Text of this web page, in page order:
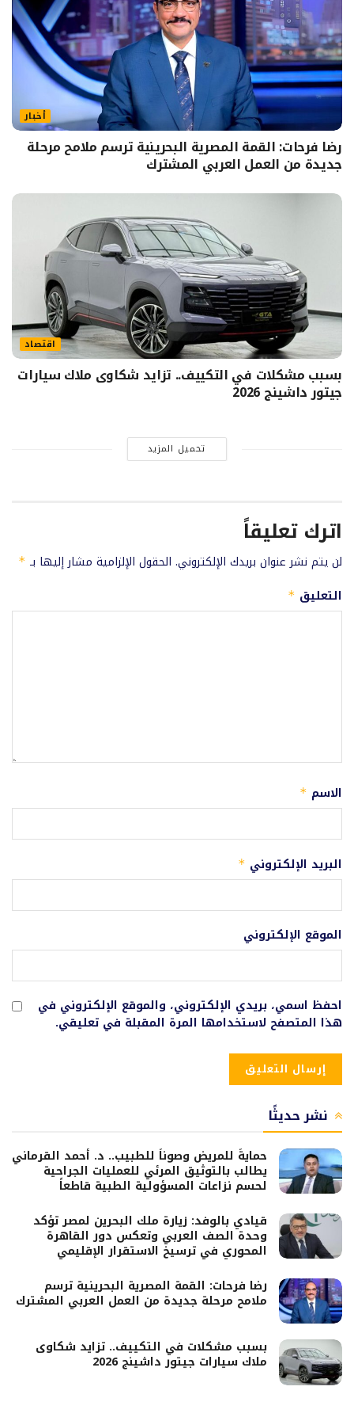
أخبار
رضا فرحات: القمة المصرية البحرينية ترسم ملامح مرحلة
جديدة من العمل العربي المشترك
اقتصاد
بسبب مشكلات في التكييف.. تزايد شكاوى ملاك سيارات
جيتور داشينج 2026
تحميل المزيد
اترك تعليقاً
لن يتم نشر عنوان بريدك الإلكتروني. الحقول الإلزامية مشار إليها بـ *
التعليق *
الاسم *
البريد الإلكتروني *
الموقع الإلكتروني
احفظ اسمي، بريدي الإلكتروني، والموقع الإلكتروني في
هذا المتصفح لاستخدامها المرة المقبلة في تعليقي.
نشر حديثًا
حمايةً للمريض وصوناً للطبيب.. د. أحمد القرماني
يطالب بالتوثيق المرئي للعمليات الجراحية
لحسم نزاعات المسؤولية الطبية قاطعاً
قيادي بالوفد: زيارة ملك البحرين لمصر تؤكد
وحدة الصف العربي وتعكس دور القاهرة
المحوري في ترسيخ الاستقرار الإقليمي
رضا فرحات: القمة المصرية البحرينية ترسم
ملامح مرحلة جديدة من العمل العربي المشترك
بسبب مشكلات في التكييف.. تزايد شكاوى
ملاك سيارات جيتور داشينج 2026